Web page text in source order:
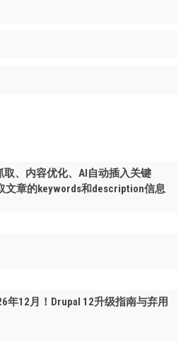
、内容优化、AI自动插入关键
文章的keywords和description信息
年12月！Drupal 12升级指南与弃用